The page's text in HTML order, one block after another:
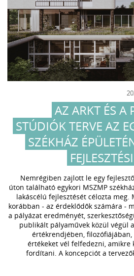
AZ ARKT ÉS A
STÚDIÓK TERVE AZ
SZÉKHÁZ
Nemrégiben zajlott le egy
úton található egykori MSZMP
lakáscélú fejlesztését célozta meg.
korábban - az érdeklődők számára -
a pályázat eredményét,
publikált pályaművek közül végül
értékrendjében,
értékeket vél felfedezni,
fordítani. A koncepciót a